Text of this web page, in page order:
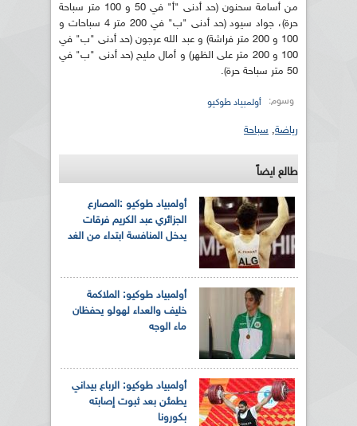
من أسامة سحنون (حد أدنى "أ" في 50 و 100 متر سباحة
حرة)، جواد سيود (حد أدنى "ب" في 200 متر 4 سباحات و
100 و 200 متر فراشة) و عبد الله عرجون (حد أدنى "ب" في
100 و 200 متر على الظهر) و أمال مليح (حد أدنى "ب" في
50 متر سباحة حرة).
وسوم: أولمبياد طوكيو
رياضة, سباحة
طالع ايضاً
أولمبياد طوكيو :المصارع
الجزائري عبد الكريم فرقات
يدخل المنافسة ابتداء من الغد
أولمبياد طوكيو: الملاكمة
خليف والعداء لهولو يحفظان
ماء الوجه
أولمبياد طوكيو: الرباع بيداني
يطمئن بعد ثبوت إصابته
بكورونا